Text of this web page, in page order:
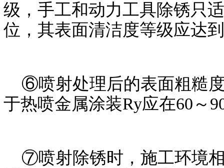
级，手工和动力工具除锈只
位，其表面清洁度等级应达
⑥喷射处理后的表面粗糙度
于热喷金属涂装Ry应在60～
⑦喷射除锈时，施工环境相